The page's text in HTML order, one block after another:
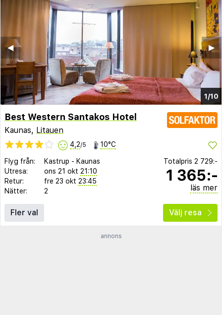
1/10
▶︎
◀︎
Best Western Santakos Hotel
Kaunas, Litauen
4,2/5 10°C
Flyg från: Kastrup - Kaunas
Utresa:
ons 21 okt 21:10
Retur:
fre 23 okt 23:45
Nätter:
2
Totalpris 2 729:-
1 365:-
läs mer
Fler val Välj resa
annons